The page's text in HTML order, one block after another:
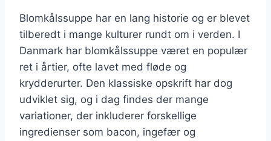
Blomkålssuppe har en lang historie og er blevet
tilberedt i mange kulturer rundt om i verden. I
Danmark har blomkålssuppe været en populær
ret i årtier, ofte lavet med fløde og
krydderurter. Den klassiske opskrift har dog
udviklet sig, og i dag findes der mange
variationer, der inkluderer forskellige
ingredienser som bacon, ingefær og